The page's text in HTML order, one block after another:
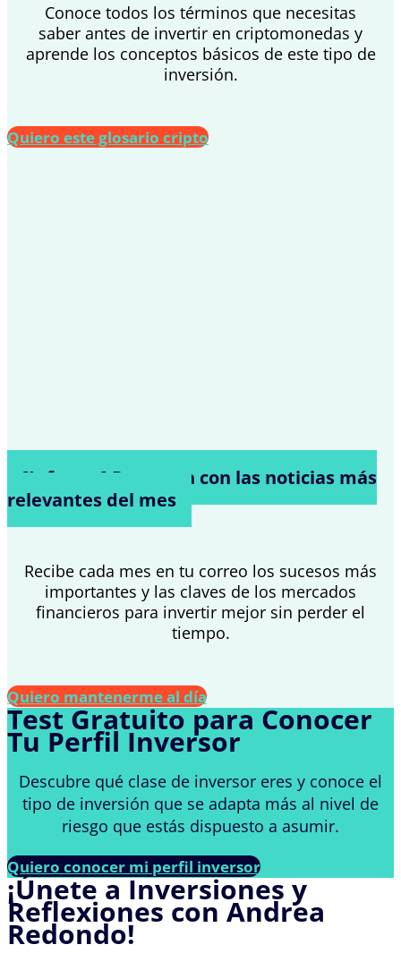
Conoce todos los términos que necesitas
saber antes de invertir en criptomonedas y
aprende los conceptos básicos de este tipo de
inversión.
Quiero este glosario cripto
[Informe] Resumen con las noticias más
relevantes del mes
Recibe cada mes en tu correo los sucesos más
importantes y las claves de los mercados
financieros para invertir mejor sin perder el
tiempo.
Quiero mantenerme al día
Test Gratuito para Conocer
Tu Perfil Inversor
Descubre qué clase de inversor eres y conoce el
tipo de inversión que se adapta más al nivel de
riesgo que estás dispuesto a asumir.
Quiero conocer mi perfil inversor
¡Únete a Inversiones y
Reflexiones con Andrea
Redondo!